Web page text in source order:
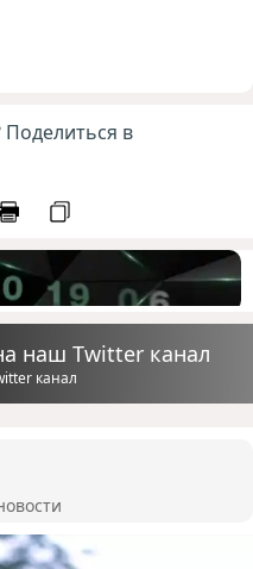
в
наш Twitter канал
канал